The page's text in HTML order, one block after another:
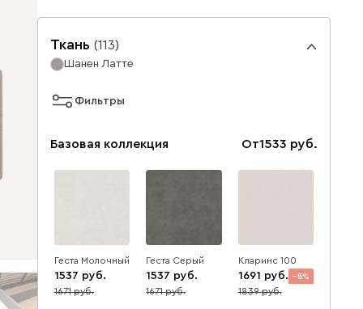
Ткань (113)
Шанен Латте
Фильтры
Базовая коллекция От1533
Геста Молочный
1537
8
1671
Геста Серый
1537
8
1671
Кларинс 100
1691 8
1839